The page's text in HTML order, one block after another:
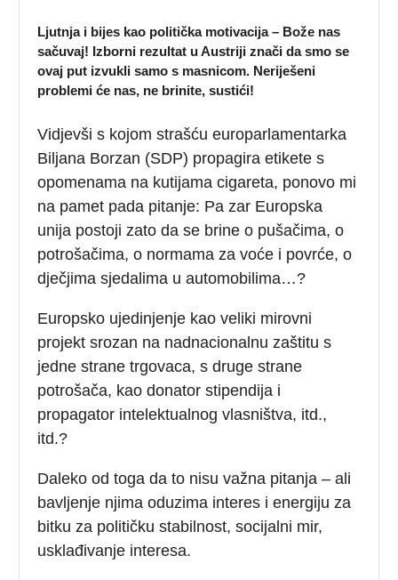
Ljutnja i bijes kao politička motivacija – Bože nas
sačuvaj! Izborni rezultat u Austriji znači da smo se
ovaj put izvukli samo s masnicom. Neriješeni
problemi će nas, ne brinite, sustići!
Vidjevši s kojom strašću europarlamentarka
Biljana Borzan (SDP) propagira etikete s
opomenama na kutijama cigareta, ponovo mi
na pamet pada pitanje: Pa zar Europska
unija postoji zato da se brine o pušačima, o
potrošačima, o normama za voće i povrće, o
dječjima sjedalima u automobilima…?
Europsko ujedinjenje kao veliki mirovni
projekt srozan na nadnacionalnu zaštitu s
jedne strane trgovaca, s druge strane
potrošača, kao donator stipendija i
propagator intelektualnog vlasništva, itd.,
itd.?
Daleko od toga da to nisu važna pitanja – ali
bavljenje njima oduzima interes i energiju za
bitku za političku stabilnost, socijalni mir,
usklađivanje interesa.